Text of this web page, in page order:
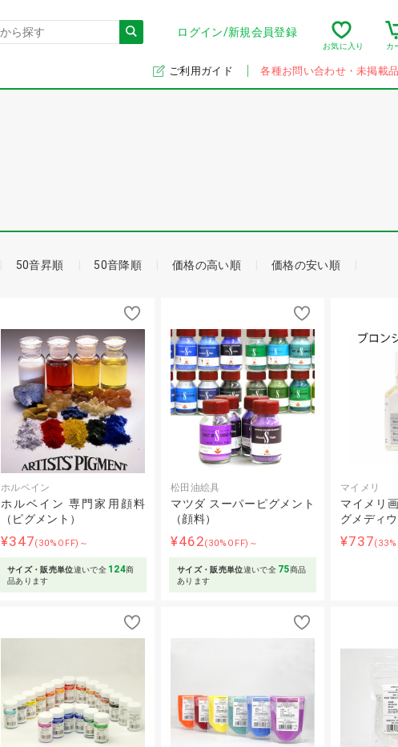
ログイン/新規会員登録
お気に入り カ
ご利用ガイド 各種お問い合わせ・未掲載
50音昇順 50音降順 価格の高い順 価格の安い順
ホルベイン
ホルベイン 専門家用顔料
（ピグメント）
¥347(30%OFF)～
サイズ・販売単位違いで全 124商
品あります
松田油絵具
マツダ スーパーピグメント
（顔料）
¥462(30%OFF)～
サイズ・販売単位違いで全 75商品
あります
マイメリ
マイメリ
グメディ
¥737